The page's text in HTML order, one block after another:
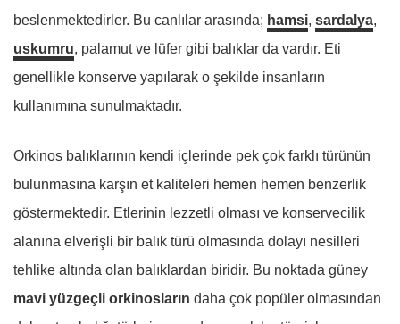
beslenmektedirler. Bu canlılar arasında; hamsi, sardalya,
uskumru, palamut ve lüfer gibi balıklar da vardır. Eti
genellikle konserve yapılarak o şekilde insanların
kullanımına sunulmaktadır.
Orkinos balıklarının kendi içlerinde pek çok farklı türünün
bulunmasına karşın et kaliteleri hemen hemen benzerlik
göstermektedir. Etlerinin lezzetli olması ve konservecilik
alanına elverişli bir balık türü olmasında dolayı nesilleri
tehlike altında olan balıklardan biridir. Bu noktada güney
mavi yüzgeçli orkinosların daha çok popüler olmasından